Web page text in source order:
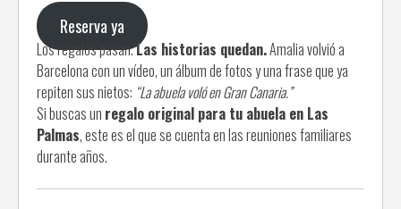
Reserva ya
Los regalos pasan.Las historias quedan.Amalia volvió a
Barcelona con un vídeo, un álbum de fotos y una frase que ya
repiten sus nietos: “La abuela voló en Gran Canaria.”
Si buscas un regalo original para tu abuela en Las
Palmas, este es el que se cuenta en las reuniones familiares
durante años.